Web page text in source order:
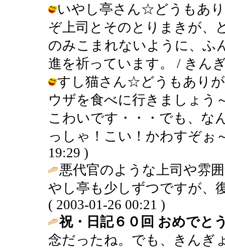
いやし亭さん☆どうもあ
ぞ上司とそのとりまきが、
のみこまれないように、ふ
進を祈っています。 / きん
すし猫さん☆どうもあり
ウザを食べに行きましょ
こわいです・・・でも、な
っしゃ！こい！かわすぞぉ
19:29 )
悪代官のような上司や雰
やし亭も少しずつですが、
( 2003-01-26 00:21 )
祝・日記６０回 おめでと
念だったね。でも、きんぎ